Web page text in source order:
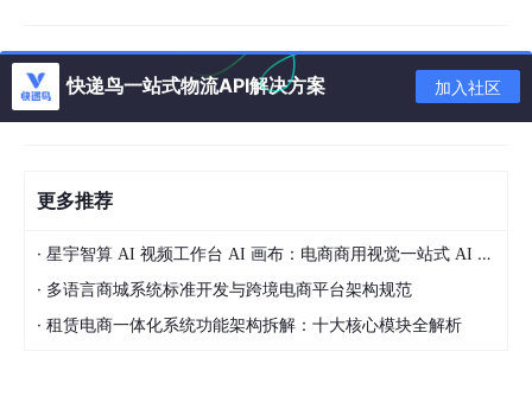
快递鸟一站式物流API解决方案 加入社区
更多推荐
· 星宇智算 AI 视频工作台 AI 画布：电商商用视觉一站式 AI 生成平台落地解析
· 多语言商城系统标准开发与跨境电商平台架构规范
· 租赁电商一体化系统功能架构拆解：十大核心模块全解析